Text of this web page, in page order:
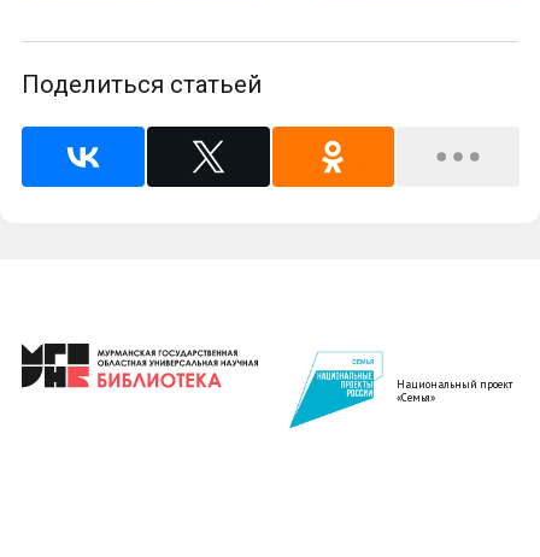
Поделиться статьей
Национальный проект
«Семья»